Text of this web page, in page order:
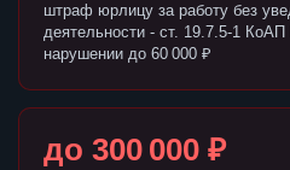
штраф юрлицу за работу без
деятельности - ст. 19.7.5-1
нарушении до 60 000 ₽
до 300 000 ₽